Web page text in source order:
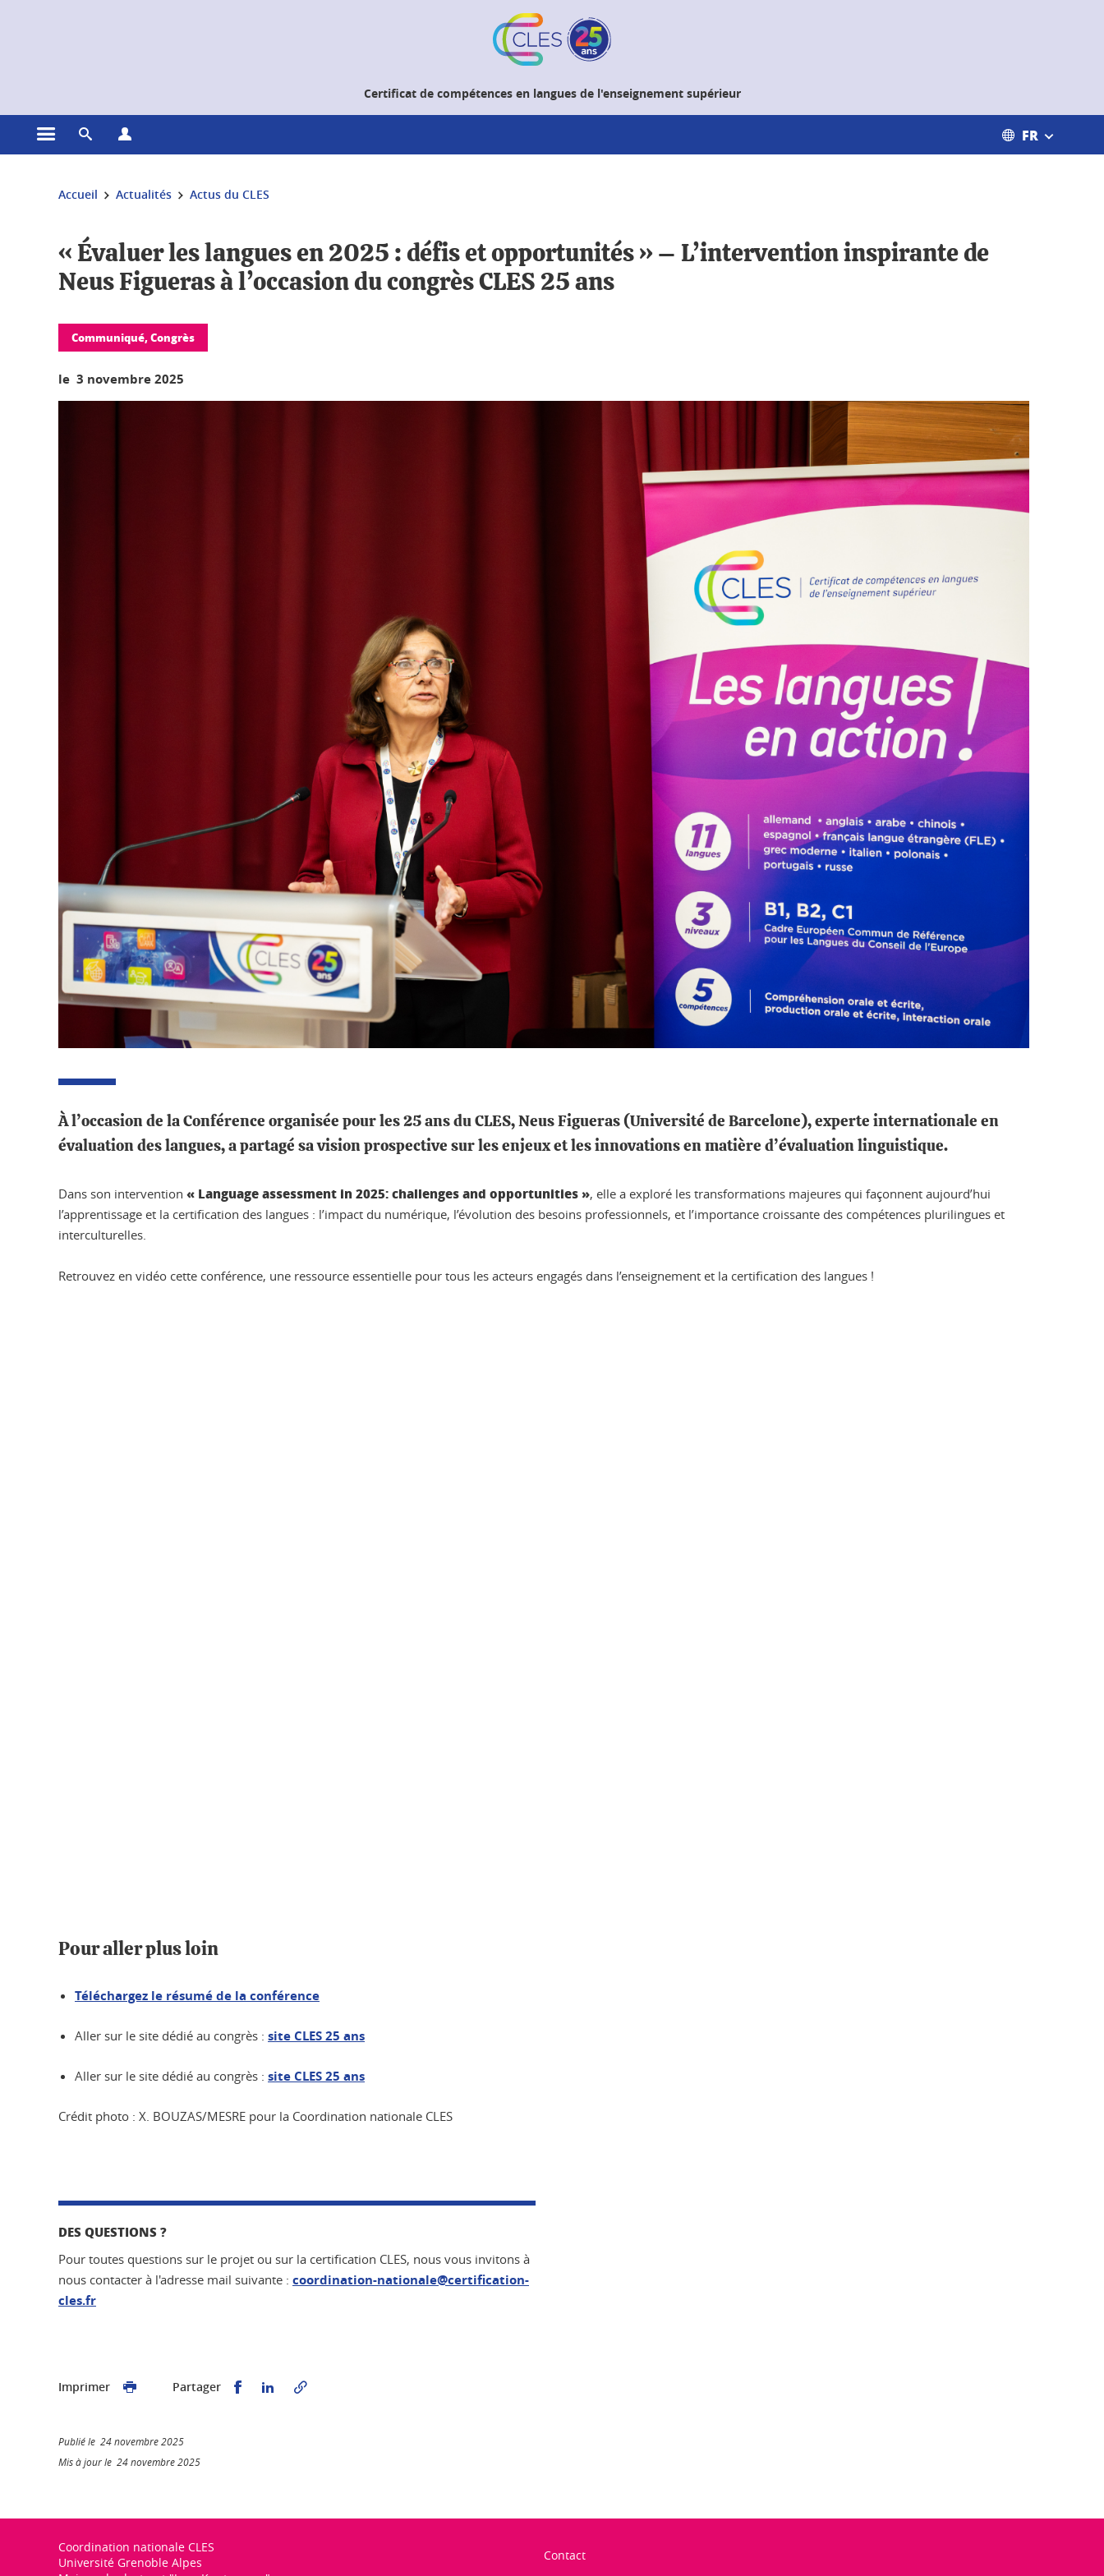
Certificat de compétences en langues de l'enseignement supérieur
Ouvrir le menu principal
Ouvrir le moteur de recherche FR
Vous êtes ici :
Accueil Actualités Actus du CLES
« Évaluer les langues en 2025 : défis et opportunités » – L’intervention inspirante de
Neus Figueras à l’occasion du congrès CLES 25 ans
Communiqué, Congrès
le 3 novembre 2025
À l’occasion de la Conférence organisée pour les 25 ans du CLES, Neus Figueras (Université de Barcelone), experte internationale en
évaluation des langues, a partagé sa vision prospective sur les enjeux et les innovations en matière d’évaluation linguistique.
Dans son intervention « Language assessment in 2025: challenges and opportunities », elle a exploré les transformations majeures qui façonnent aujourd’hui
l’apprentissage et la certification des langues : l’impact du numérique, l’évolution des besoins professionnels, et l’importance croissante des compétences plurilingues et
interculturelles.
Retrouvez en vidéo cette conférence, une ressource essentielle pour tous les acteurs engagés dans l’enseignement et la certification des langues !
Pour aller plus loin
Téléchargez le résumé de la conférence
Aller sur le site dédié au congrès : site CLES 25 ans
Aller sur le site dédié au congrès : site CLES 25 ans
Crédit photo : X. BOUZAS/MESRE pour la Coordination nationale CLES
DES QUESTIONS ?
Pour toutes questions sur le projet ou sur la certification CLES, nous vous invitons à
nous contacter à l'adresse mail suivante : coordination-nationale@certification-
cles.fr
Imprimer Partager Partager sur Facebook
Partager sur LinkedIn
Publié le 24 novembre 2025
Mis à jour le 24 novembre 2025
Coordination nationale CLES
Université Grenoble Alpes
Contact